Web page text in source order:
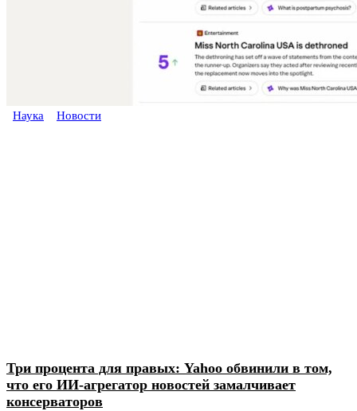
Наука Новости
Три процента для правых: Yahoo обвинили в том,
что его ИИ-агрегатор новостей замалчивает
консерваторов